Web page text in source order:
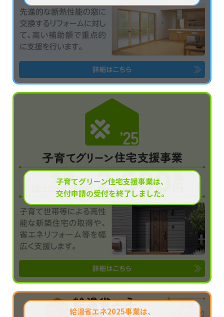
子育てグリーン住宅支援事業は、
交付申請の受付を終了しました。
給湯省エネ2025事業は、